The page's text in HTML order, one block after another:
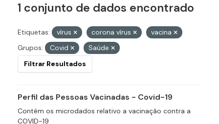
1 conjunto de dados encontrado
Etiquetas: vírus corona vírus
vacina
Grupos:
Covid
Saúde
Filtrar Resultados
Perfil das Pessoas Vacinadas - Covid-19
Contém os microdados relativo a vacinação contra a
COVID-19